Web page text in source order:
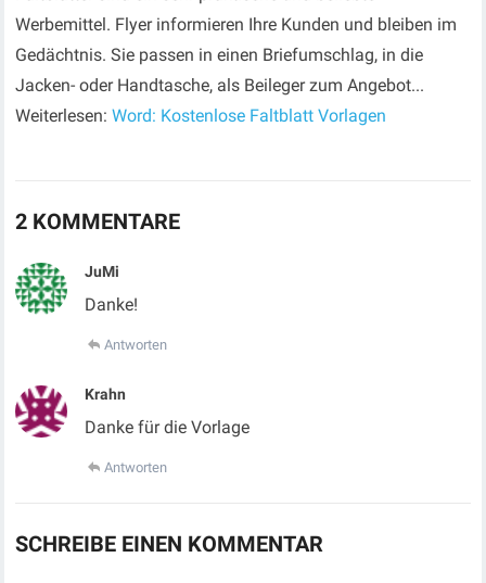
Werbemittel. Flyer informieren Ihre Kunden und bleiben im
Gedächtnis. Sie passen in einen Briefumschlag, in die
Jacken- oder Handtasche, als Beileger zum Angebot...
Weiterlesen:Word: Kostenlose Faltblatt Vorlagen
2 KOMMENTARE
JuMi
Danke!
Antworten
Krahn
Danke für die Vorlage
Antworten
SCHREIBE EINEN KOMMENTAR